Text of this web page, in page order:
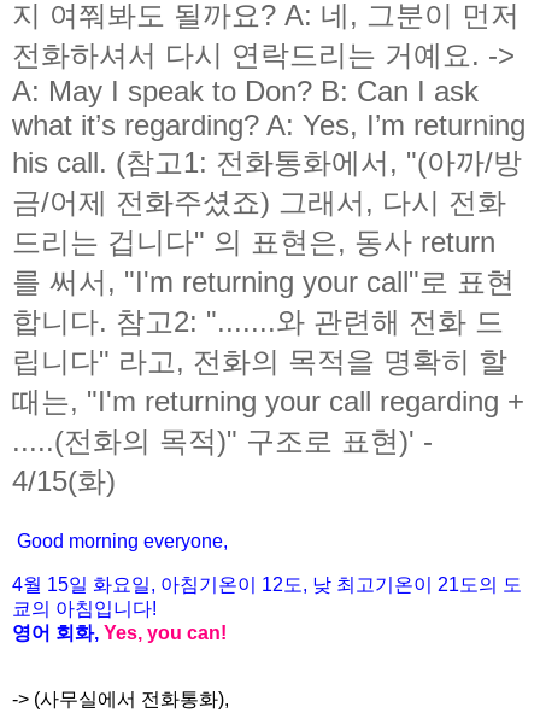
지 여쭤봐도 될까요? A: 네, 그분이 먼저
전화하셔서 다시 연락드리는 거예요. ->
A: May I speak to Don? B: Can I ask
what it’s regarding? A: Yes, I’m returning
his call. (참고1: 전화통화에서, "(아까/방
금/어제 전화주셨죠) 그래서, 다시 전화
드리는 겁니다" 의 표현은, 동사 return
를 써서, "I'm returning your call"로 표현
합니다. 참고2: ".......와 관련해 전화 드
립니다" 라고, 전화의 목적을 명확히 할
때는, "I'm returning your call regarding +
.....(전화의 목적)" 구조로 표현)' -
4/15(화)
Good morning everyone,
4월 15일 화요일, 아침기온이 12도, 낮 최고기온이 21도의 도
쿄의 아침입니다!
영어 회화, Yes, you can!
-> (사무실에서 전화통화),